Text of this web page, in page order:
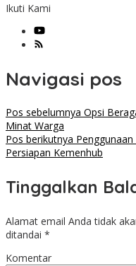
Ikuti Kami
Navigasi pos
Pos sebelumnya Opsi
Minat Warga
Pos berikutnya
Persiapan Kemenhub
Tinggalkan
Alamat email Anda tidak
ditandai *
Komentar